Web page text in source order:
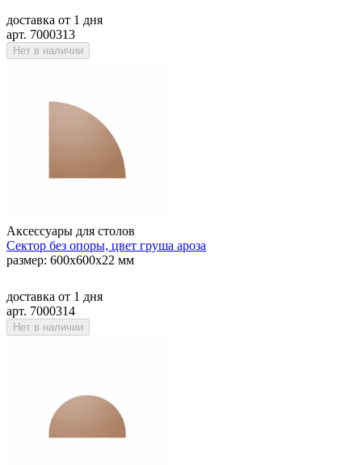
доставка от 1 дня
арт. 7000313
Нет в наличии
Аксессуары для столов
Сектор без опоры, цвет груша ароза
размер: 600х600х22 мм
доставка от 1 дня
арт. 7000314
Нет в наличии